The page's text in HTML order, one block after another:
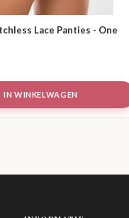
Lace Panties - One
IN WINKELWAGEN